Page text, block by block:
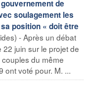
de
soulagement les
position « doit être
- Après un débat
juin sur le projet de
du même
ont voté pour. M. ...